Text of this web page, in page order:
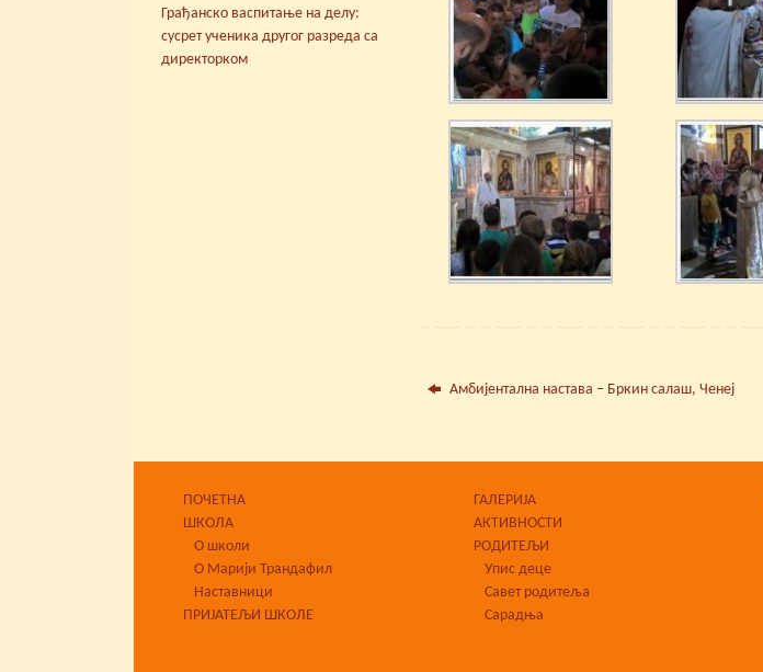
Амбијентална настава – Бркин салаш, Ченеј
Грађанско васпитање на делу:
сусрет ученика другог разреда са
директорком
ПОЧЕТНА
ШКОЛА
О школи
О Марији Трандафил
Наставници
ПРИЈАТЕЉИ ШКОЛЕ
ГАЛЕРИЈА
АКТИВНОСТИ
РОДИТЕЉИ
Упис деце
Савет родитеља
Сарадња